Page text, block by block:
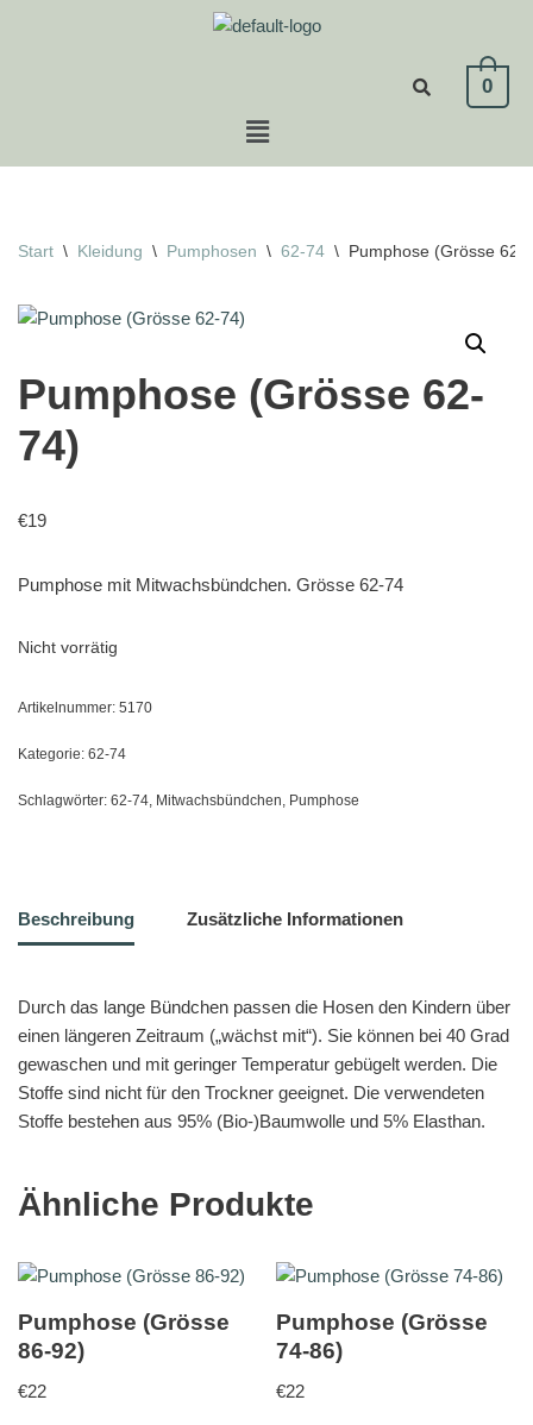
0
Start \ Kleidung \ Pumphosen \ 62-74 \ Pumphose (Grösse 62-
Pumphose (Grösse 62-
74)
€19
Pumphose mit Mitwachsbündchen. Grösse 62-74
Nicht vorrätig
Artikelnummer: 5170
Kategorie: 62-74
Schlagwörter: 62-74, Mitwachsbündchen, Pumphose
Beschreibung Zusätzliche Informationen
Durch das lange Bündchen passen die Hosen den Kindern über
einen längeren Zeitraum („wächst mit“). Sie können bei 40 Grad
gewaschen und mit geringer Temperatur gebügelt werden. Die
Stoffe sind nicht für den Trockner geeignet. Die verwendeten
Stoffe bestehen aus 95% (Bio-)Baumwolle und 5% Elasthan.
Ähnliche Produkte
Pumphose (Grösse
86-92)
€22
Pumphose (Grösse
74-86)
€22